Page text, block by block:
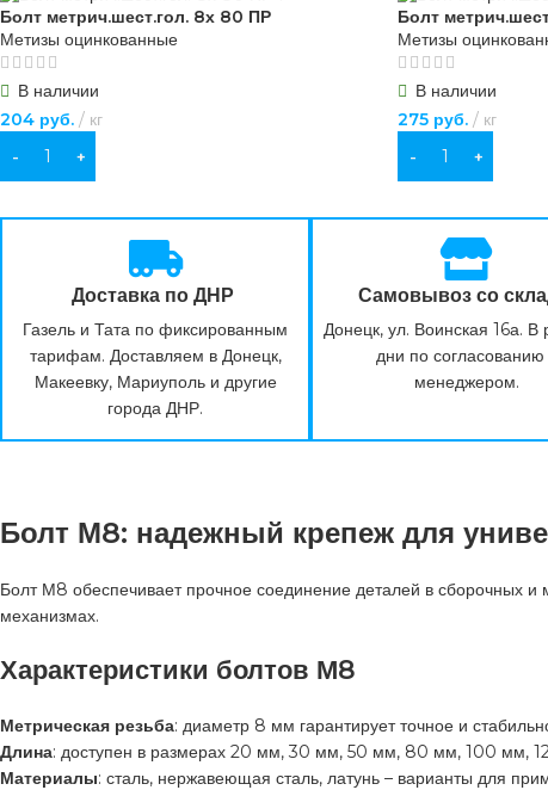
Болт метрич.шест.гол. 8х 80 ПР
Метизы оцинкованные
В наличии
204 руб. кг
В КОРЗИНУ
Болт
Метизы
В наличии
275 руб. кг
В КОРЗИНУ
Доставка по ДНР
Газель и Тата по фиксированным
тарифам. Доставляем в Донецк,
Макеевку, Мариуполь и другие
города ДНР.
Самовывоз со
Донецк, ул. Воинская 16а. В
дни по согласованию
менеджером.
Болт М8: надежный крепеж для
Болт М8 обеспечивает прочное соединение деталей в сборочных и
механизмах.
Характеристики болтов М8
Метрическая резьба: диаметр 8 мм гарантирует точное и
Длина: доступен в размерах 20 мм, 30 мм, 50 мм, 80 мм, 100 мм,
Материалы: сталь, нержавеющая сталь, латунь – варианты для